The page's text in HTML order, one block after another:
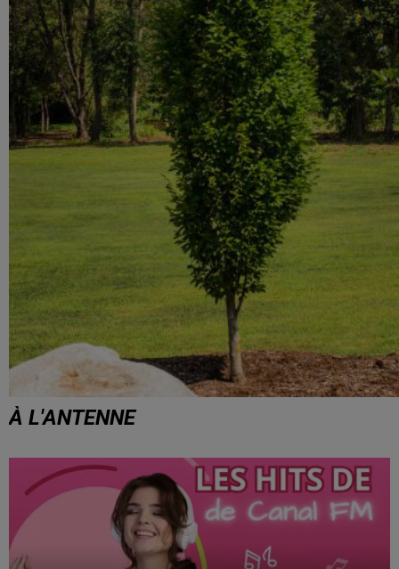
À L'ANTENNE